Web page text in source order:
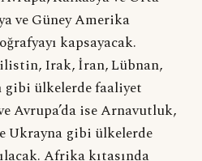
ve Güney Amerika
kapsayacak.
Irak, İran, Lübnan,
gibi ülkelerde faaliyet
Avrupa’da ise Arnavutluk,
Ukrayna gibi ülkelerde
Afrika kıtasında